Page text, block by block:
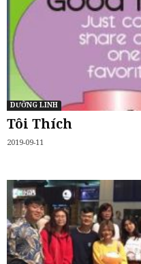
DƯỠNG LINH
Tôi Thích
2019-09-11